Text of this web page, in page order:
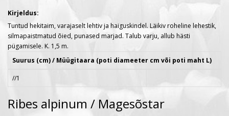
Kirjeldus:
Tuntud hekitaim, varajaselt lehtiv ja haiguskindel. Läikiv roheline lehestik,
silmapaistmatud õied, punased marjad. Talub varju, allub hästi
pügamisele. K. 1,5 m.
Suurus (cm) / Müügitaara (poti diameeter cm või poti maht L)
//1
Ribes alpinum / Magesõstar